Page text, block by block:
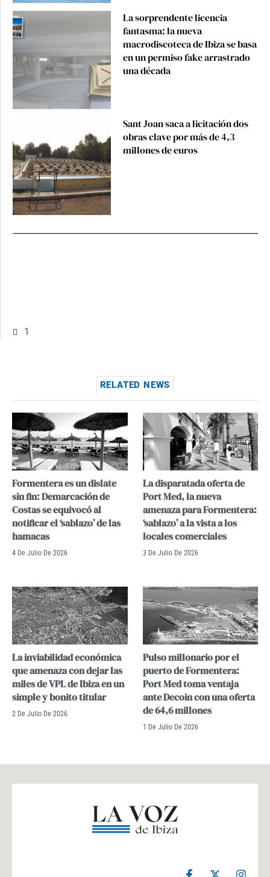
La sorprendente licencia
fantasma: la nueva
macrodiscoteca de Ibiza se basa
en un permiso fake arrastrado
una década
Sant Joan saca a licitación dos
obras clave por más de 4,3
millones de euros
1
RELATED NEWS
Formentera es un dislate
sin fin: Demarcación de
Costas se equivocó al
notificar el ‘sablazo’ de las
hamacas
4 De Julio De 2026
La disparatada oferta de
Port Med, la nueva
amenaza para Formentera:
‘sablazo’ a la vista a los
locales comerciales
3 De Julio De 2026
La inviabilidad económica
que amenaza con dejar las
miles de VPL de Ibiza en un
simple y bonito titular
2 De Julio De 2026
Pulso millonario por el
puerto de Formentera:
Port Med toma ventaja
ante Decoin con una oferta
de 64,6 millones
1 De Julio De 2026
F
X
I